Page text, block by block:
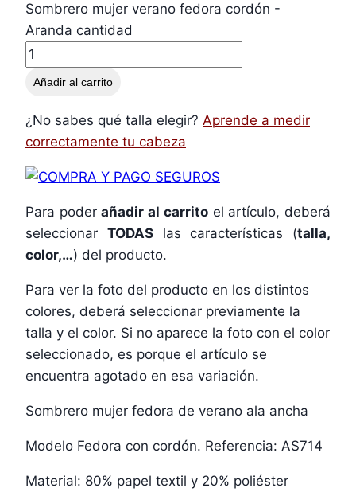
Sombrero mujer verano fedora cordón -
Aranda cantidad
Añadir al carrito
¿No sabes qué talla elegir? Aprende a medir
correctamente tu cabeza
Para poderañadir al carritoel artículo, deberá
seleccionar TODASlas características (talla,
color,…) del producto.
Para ver la foto del producto en los distintos
colores, deberá seleccionar previamente la
talla y el color. Si no aparece la foto con el color
seleccionado, es porque el artículo se
encuentra agotado en esa variación.
Sombrero mujer fedora de verano ala ancha
Modelo Fedora con cordón. Referencia: AS714
Material: 80% papel textil y 20% poliéster